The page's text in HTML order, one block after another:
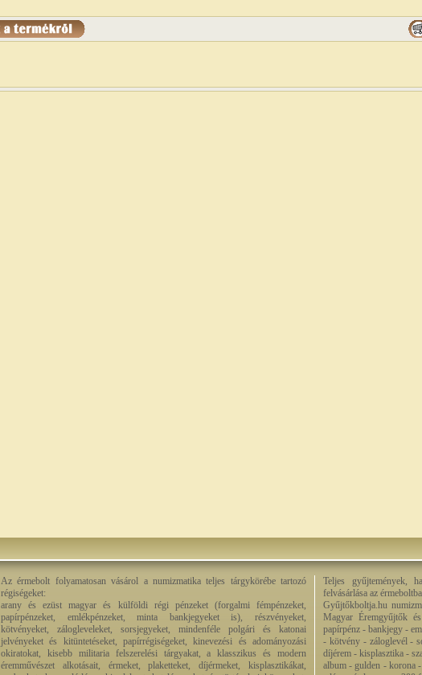
Az érmebolt folyamatosan vásárol a numizmatika teljes tárgykörébe tartozó
régiségeket:
arany és ezüst magyar és külföldi régi pénzeket (forgalmi fémpénzeket,
papírpénzeket, emlékpénzeket, minta bankjegyeket is), részvényeket,
kötvényeket, zálogleveleket, sorsjegyeket, mindenféle polgári és katonai
jelvényeket és kitüntetéseket, papírrégiségeket, kinevezési és adományozási
okiratokat, kisebb militaria felszerelési tárgyakat, a klasszikus és modern
éremművészet alkotásait, érmeket, plaketteket, díjérmeket, kisplasztikákat,
Teljes gyűjtemények,
felvásárlása az
Gyűjtőkboltja.hu
Magyar Éremgyűjtők
papírpénz - bankjegy -
- kötvény - záloglevél -
díjérem - kisplasztika -
album - gulden - korona